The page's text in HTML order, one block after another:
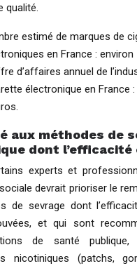
qualité.
estimé de marques de
en France : environ
d’affaires annuel de
électronique en France :
aux méthodes de
dont l’efficacité
experts et
devrait prioriser le
de sevrage dont
et qui sont
de santé
nicotiniques (patchs,